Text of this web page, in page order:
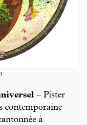
– Pister
contemporaine
à